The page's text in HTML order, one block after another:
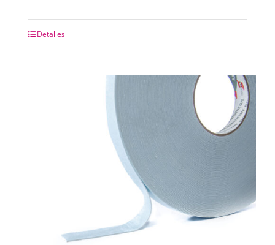
Detalles